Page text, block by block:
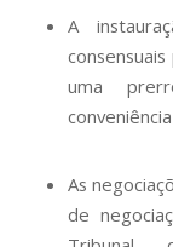
A
uma
As
de